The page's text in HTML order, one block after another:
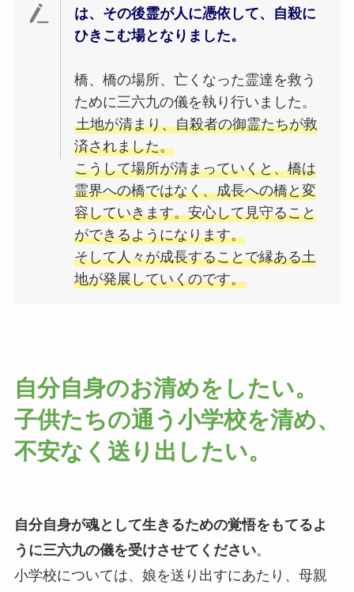
は、その後霊が人に憑依して、自殺に
ひきこむ場となりました。
橋、橋の場所、亡くなった霊達を救う
ために三六九の儀を執り行いました。
土地が清まり、自殺者の御霊たちが救
済されました。
こうして場所が清まっていくと、橋は
霊界への橋ではなく、成長への橋と変
容していきます。安心して見守ること
ができるようになります。
そして人々が成長することで縁ある土
地が発展していくのです。
自分自身のお清めをしたい。
子供たちの通う小学校を清め、
不安なく送り出したい。
自分自身が魂として生きるための覚悟をもてるよ
うに三六九の儀を受けさせてください。
小学校については、娘を送り出すにあたり、母親